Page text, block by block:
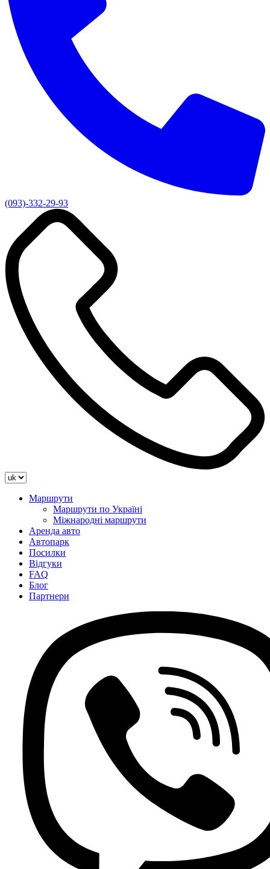
(093)-332-29-93
Маршрути
Маршрути по Україні
Міжнародні маршрути
Аренда авто
Автопарк
Посилки
Відгуки
FAQ
Блог
Партнери